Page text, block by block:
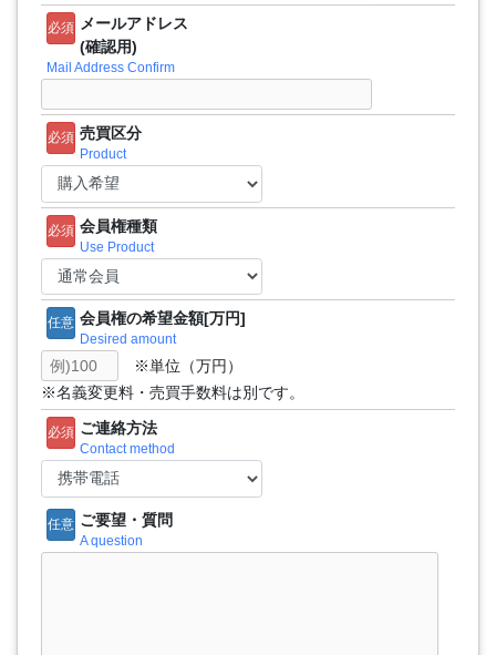
必須 メールアドレス
(確認用)
Mail Address Confirm
必須 売買区分
Product
必須 会員権種類
Use Product
任意 会員権の希望金額[万円]
Desired amount
※単位（万円）
※名義変更料・売買手数料は別です。
必須 ご連絡方法
Contact method
任意 ご要望・質問
A question